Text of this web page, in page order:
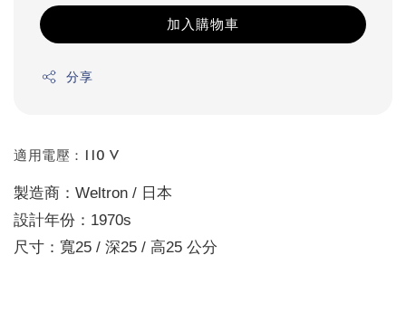
加入購物車
分享
適用電壓：110 V
製造商：Weltron / 日本
設計年份：1970s
尺寸：寬25 / 深25 / 高25 公分